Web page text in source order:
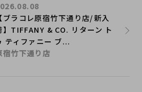
【ブラコレ原宿竹下通り店/新入
】TIFFANY & CO. リターン ト
ティファニー ブ...
宿竹下通り店